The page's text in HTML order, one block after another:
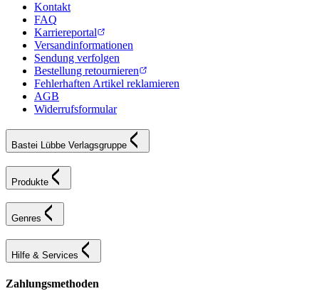
Kontakt
FAQ
Karriereportal
Versandinformationen
Sendung verfolgen
Bestellung retournieren
Fehlerhaften Artikel reklamieren
AGB
Widerrufsformular
Bastei Lübbe Verlagsgruppe
Produkte
Genres
Hilfe & Services
Zahlungsmethoden